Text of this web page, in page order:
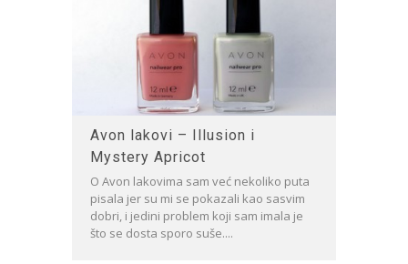
Avon lakovi – Illusion i
Mystery Apricot
O Avon lakovima sam već nekoliko puta
pisala jer su mi se pokazali kao sasvim
dobri, i jedini problem koji sam imala je
što se dosta sporo suše....